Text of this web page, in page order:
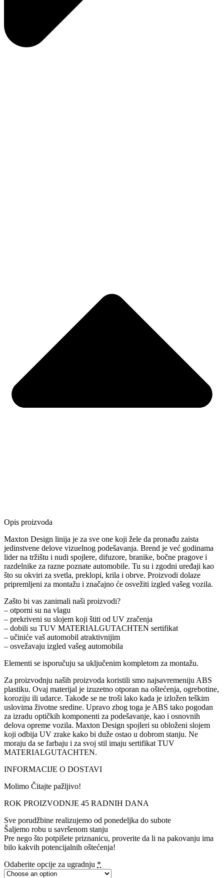
Opis proizvoda
Maxton Design linija je za sve one koji žele da pronađu zaista
jedinstvene delove vizuelnog podešavanja. Brend je već godinama
lider na tržištu i nudi spojlere, difuzore, branike, bočne pragove i
razdelnike za razne poznate automobile. Tu su i zgodni uređaji kao
što su okviri za svetla, preklopi, krila i obrve. Proizvodi dolaze
pripremljeni za montažu i značajno će osvežiti izgled vašeg vozila.
Zašto bi vas zanimali naši proizvodi?
– otporni su na vlagu
– prekriveni su slojem koji štiti od UV zračenja
– dobili su TUV MATERIALGUTACHTEN sertifikat
– učiniće vaš automobil atraktivnijim
– osvežavaju izgled vašeg automobila
Elementi se isporučuju sa uključenim kompletom za montažu.
Za proizvodnju naših proizvoda koristili smo najsavremeniju ABS
plastiku. Ovaj materijal je izuzetno otporan na oštećenja, ogrebotine,
koroziju ili udarce. Takođe se ne troši lako kada je izložen teškim
uslovima životne sredine. Upravo zbog toga je ABS tako pogodan
za izradu optičkih komponenti za podešavanje, kao i osnovnih
delova opreme vozila. Maxton Design spojleri su obloženi slojem
koji odbija UV zrake kako bi duže ostao u dobrom stanju. Ne
moraju da se farbaju i za svoj stil imaju sertifikat TUV
MATERIALGUTACHTEN.
INFORMACIJE O DOSTAVI
Molimo Čitajte pažljivo!
ROK PROIZVODNJE 45 RADNIH DANA
Sve porudžbine realizujemo od ponedeljka do subote
Šaljemo robu u savršenom stanju
Pre nego što potpišete priznanicu, proverite da li na pakovanju ima
bilo kakvih potencijalnih oštećenja!
Odaberite opcije za ugradnju *